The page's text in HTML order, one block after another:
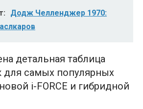
Додж Челленджер 1970:
детальная таблица
для самых популярных
i-FORCE и гибридной